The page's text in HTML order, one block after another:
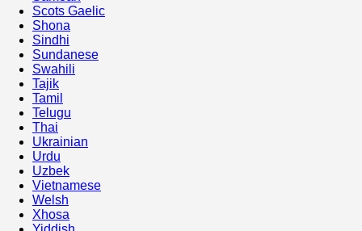
Scots Gaelic
Shona
Sindhi
Sundanese
Swahili
Tajik
Tamil
Telugu
Thai
Ukrainian
Urdu
Uzbek
Vietnamese
Welsh
Xhosa